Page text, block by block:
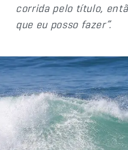
corrida pelo título,
que eu posso fazer”.